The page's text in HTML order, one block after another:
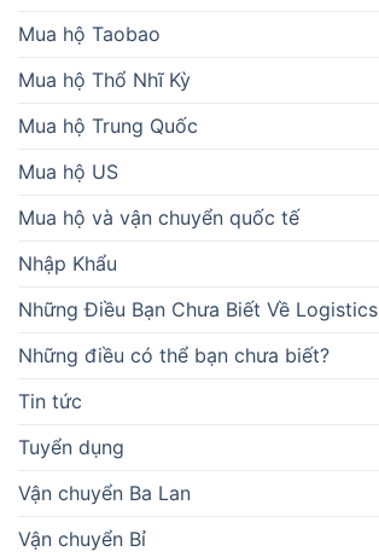
Mua hộ Taobao
Mua hộ Thổ Nhĩ Kỳ
Mua hộ Trung Quốc
Mua hộ US
Mua hộ và vận chuyển quốc tế
Nhập Khẩu
Những Điều Bạn Chưa Biết Về Logistics
Những điều có thể bạn chưa biết?
Tin tức
Tuyển dụng
Vận chuyển Ba Lan
Vận chuyển Bỉ